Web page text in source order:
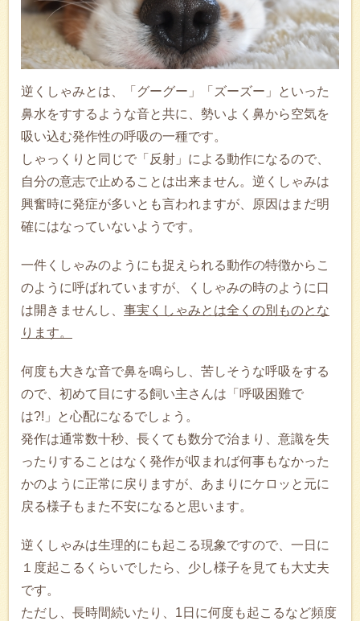
逆くしゃみとは、「グーグー」「ズーズー」といった
鼻水をすするような音と共に、勢いよく鼻から空気を
吸い込む発作性の呼吸の一種です。
しゃっくりと同じで「反射」による動作になるので、
自分の意志で止めることは出来ません。逆くしゃみは
興奮時に発症が多いとも言われますが、原因はまだ明
確にはなっていないようです。
一件くしゃみのようにも捉えられる動作の特徴からこ
のように呼ばれていますが、くしゃみの時のように口
は開きませんし、 事実くしゃみとは全くの別ものとな
ります。
何度も大きな音で鼻を鳴らし、苦しそうな呼吸をする
ので、初めて目にする飼い主さんは「呼吸困難で
は?!」と心配になるでしょう。
発作は通常数十秒、長くても数分で治まり、意識を失
ったりすることはなく発作が収まれば何事もなかった
かのように正常に戻りますが、あまりにケロッと元に
戻る様子もまた不安になると思います。
逆くしゃみは生理的にも起こる現象ですので、一日に
１度起こるくらいでしたら、少し様子を見ても大丈夫
です。
ただし、長時間続いたり、1日に何度も起こるなど頻度